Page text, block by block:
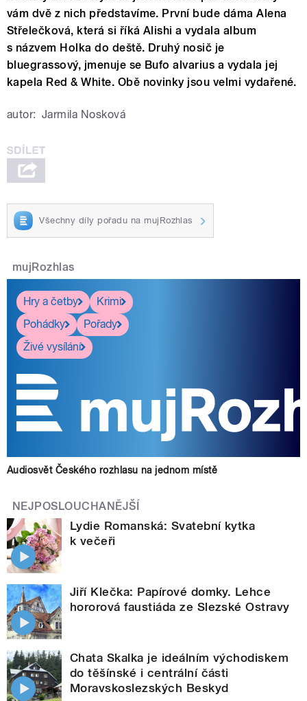
vám dvě z nich představíme. První bude dáma Alena
Střelečková, která si říká Alishi a vydala album
s názvem Holka do deště. Druhý nosič je
bluegrassový, jmenuje se Bufo alvarius a vydala jej
kapela Red & White. Obě novinky jsou velmi vydařené.
autor: Jarmila Nosková
Všechny díly pořadu na mujRozhlas
mujRozhlas
Hry a četby
Krimi
Pohádky
Pořady
Živé vysílání
Audiosvět Českého rozhlasu na jednom místě
NEJPOSLOUCHANĚJŠÍ
Lydie Romanská: Svatební kytka
k večeři
Jiří Klečka: Papírové domky. Lehce
hororová faustiáda ze Slezské Ostravy
Chata Skalka je ideálním východiskem
do těšínské i centrální části
Moravskoslezských Beskyd